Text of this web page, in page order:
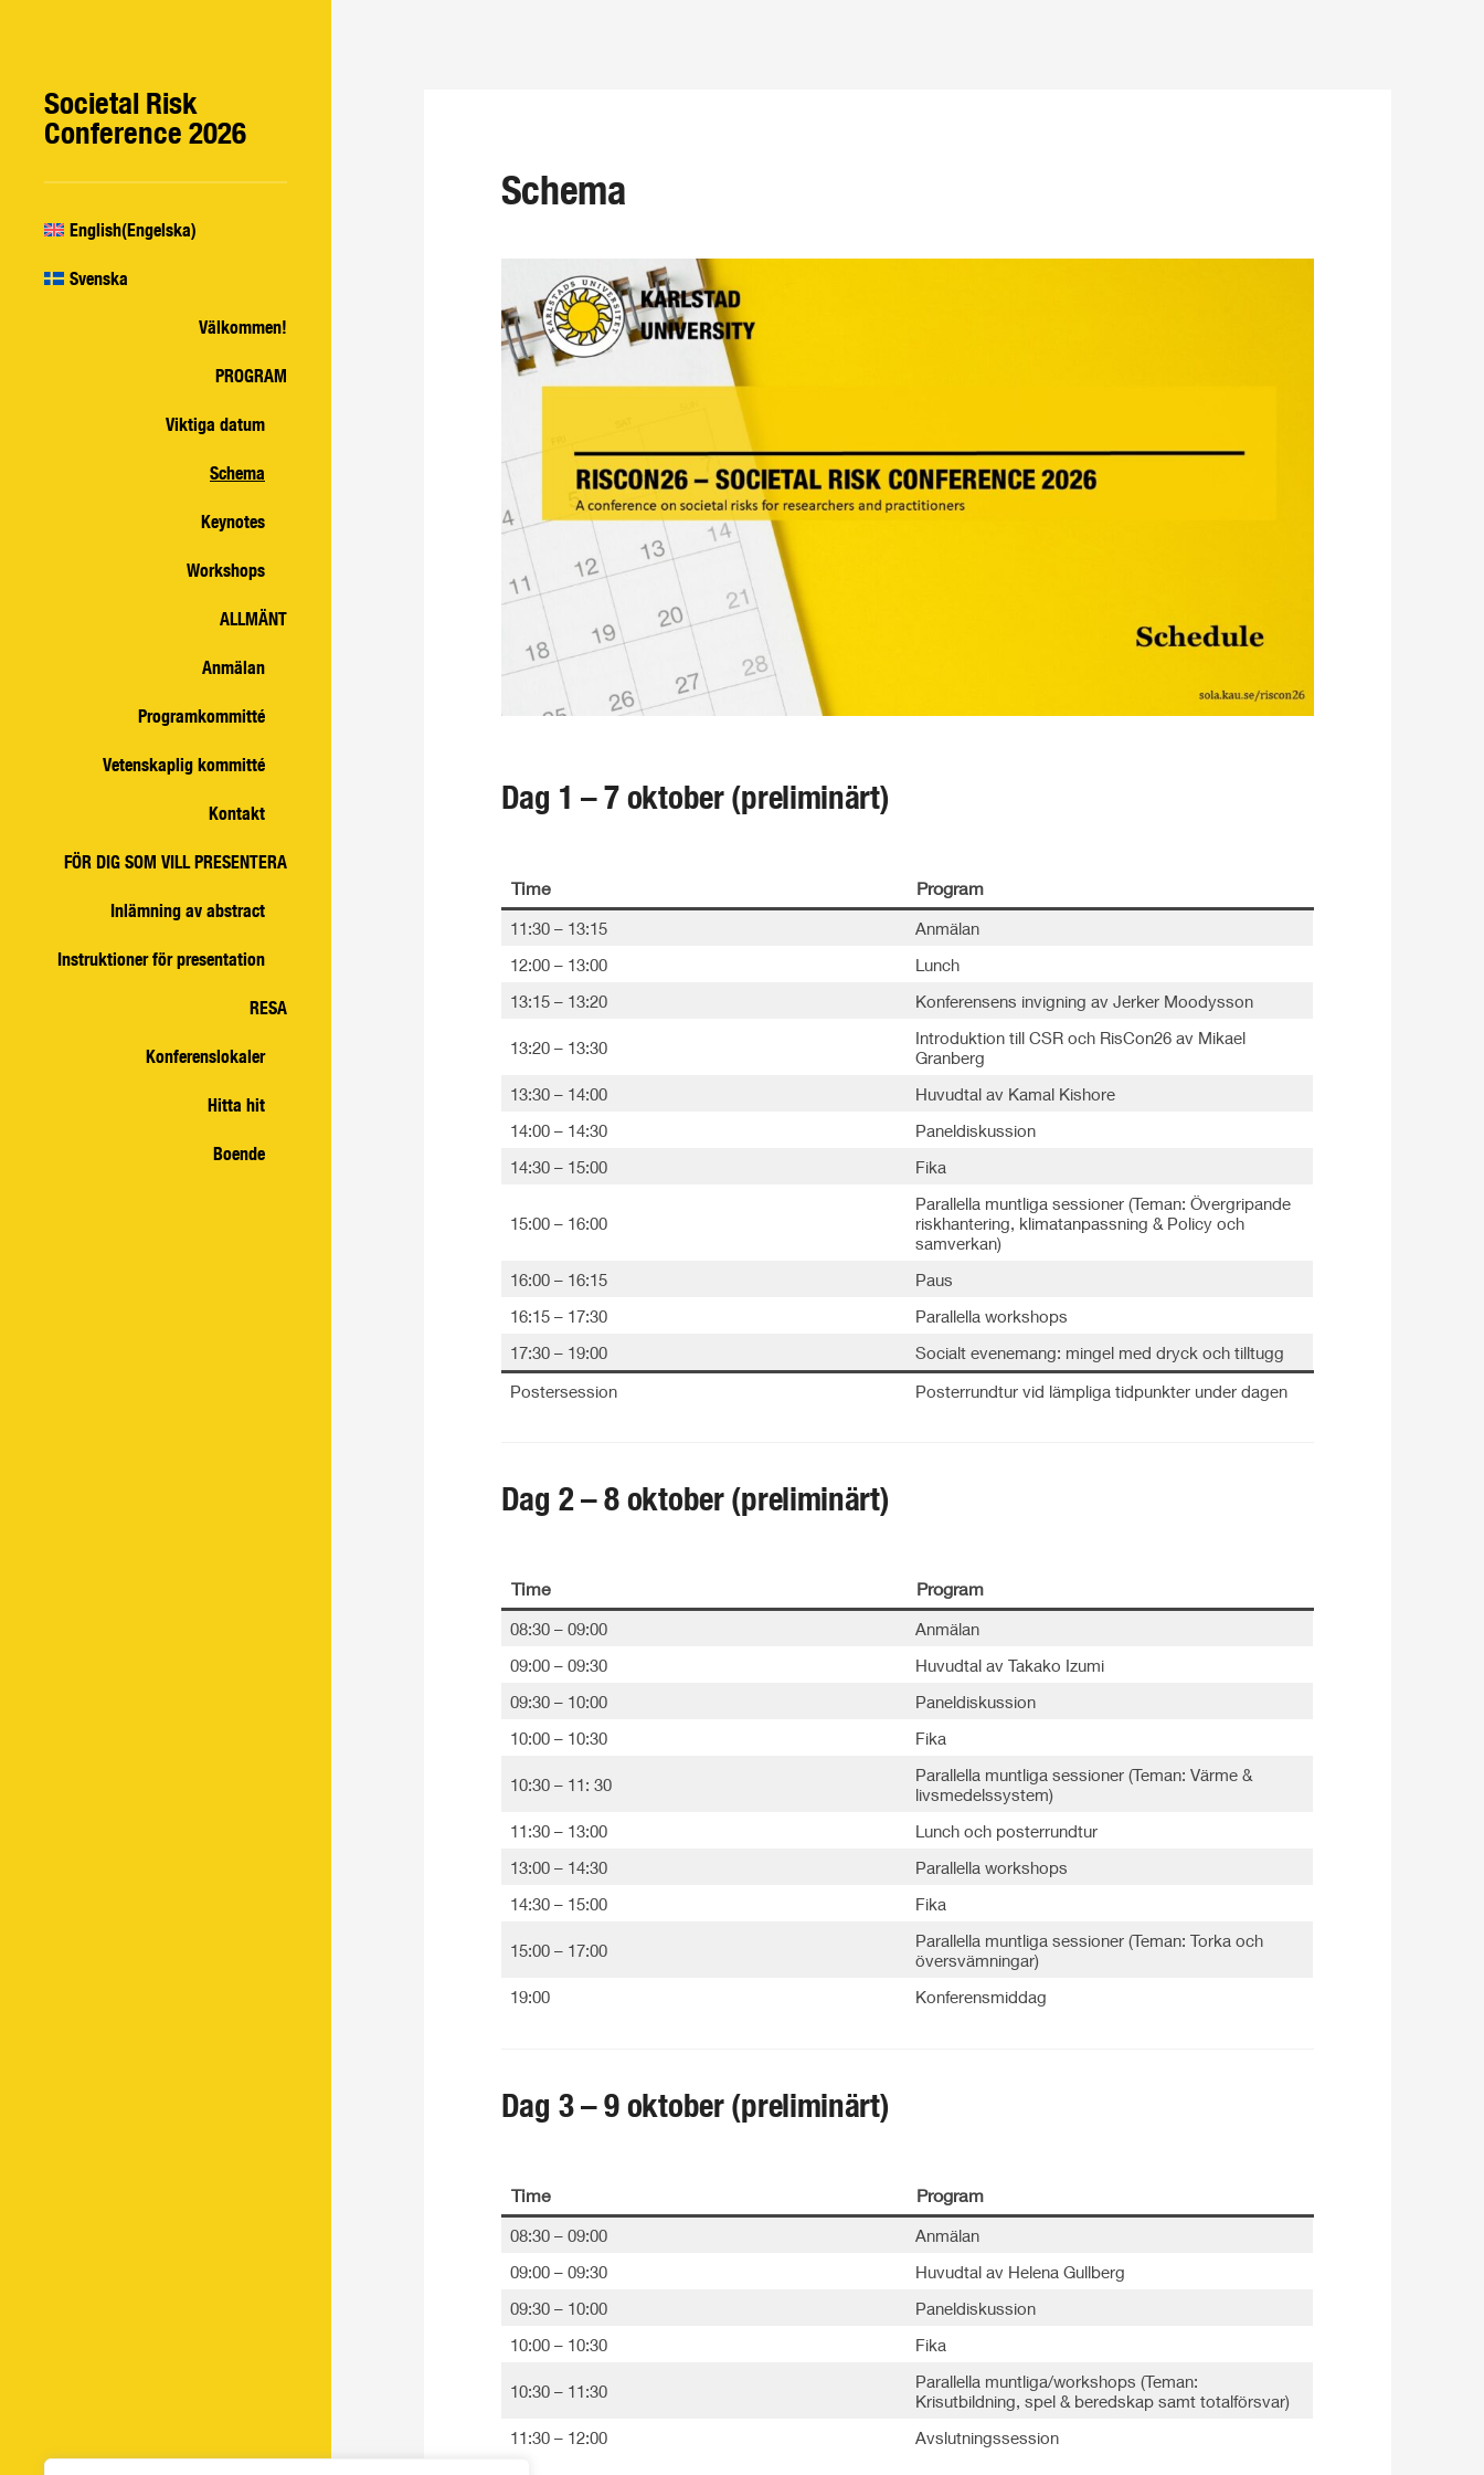
Societal Risk
Conference 2026
English(Engelska)
Svenska
Välkommen!
PROGRAM
Viktiga datum
Schema
Keynotes
Workshops
ALLMÄNT
Anmälan
Programkommitté
Vetenskaplig kommitté
Kontakt
FÖR DIG SOM VILL PRESENTERA
Inlämning av abstract
Instruktioner för presentation
RESA
Konferenslokaler
Hitta hit
Boende
Schema
Dag 1 – 7 oktober (preliminärt)
Time Program
11:30 – 13:15
Anmälan
12:00 – 13:00
Lunch
13:15 – 13:20
Konferensens invigning av Jerker Moodysson
13:20 – 13:30
Introduktion till CSR och RisCon26 av Mikael
Granberg
13:30 – 14:00
Huvudtal av Kamal Kishore
14:00 – 14:30
Paneldiskussion
14:30 – 15:00
Fika
15:00 – 16:00
Parallella muntliga sessioner (Teman: Övergripande
riskhantering, klimatanpassning & Policy och
samverkan)
16:00 – 16:15
Paus
16:15 – 17:30
Parallella workshops
17:30 – 19:00
Socialt evenemang: mingel med dryck och tilltugg
Postersession
Posterrundtur vid lämpliga tidpunkter under dagen
Dag 2 – 8 oktober (preliminärt)
Time Program
08:30 – 09:00
Anmälan
09:00 – 09:30
Huvudtal av Takako Izumi
09:30 – 10:00
Paneldiskussion
10:00 – 10:30
Fika
10:30 – 11: 30
Parallella muntliga sessioner (Teman: Värme &
livsmedelssystem)
11:30 – 13:00
Lunch och posterrundtur
13:00 – 14:30
Parallella workshops
14:30 – 15:00
Fika
15:00 – 17:00
Parallella muntliga sessioner (Teman: Torka och
översvämningar)
19:00
Konferensmiddag
Dag 3 – 9 oktober (preliminärt)
Time Program
08:30 – 09:00
Anmälan
09:00 – 09:30
Huvudtal av Helena Gullberg
09:30 – 10:00
Paneldiskussion
10:00 – 10:30
Fika
10:30 – 11:30
Parallella muntliga/workshops (Teman:
Krisutbildning, spel & beredskap samt totalförsvar)
11:30 – 12:00
Avslutningssession